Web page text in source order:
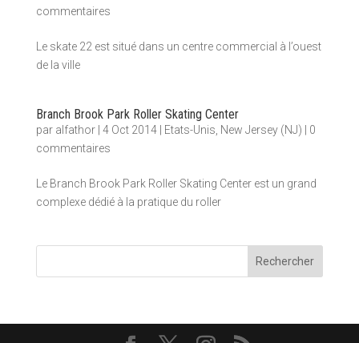
commentaires
Le skate 22 est situé dans un centre commercial à l’ouest
de la ville
Branch Brook Park Roller Skating Center
par alfathor| 4 Oct 2014| Etats-Unis New Jersey (NJ)
0
commentaires
Le Branch Brook Park Roller Skating Center est un grand
complexe dédié à la pratique du roller
Rechercher